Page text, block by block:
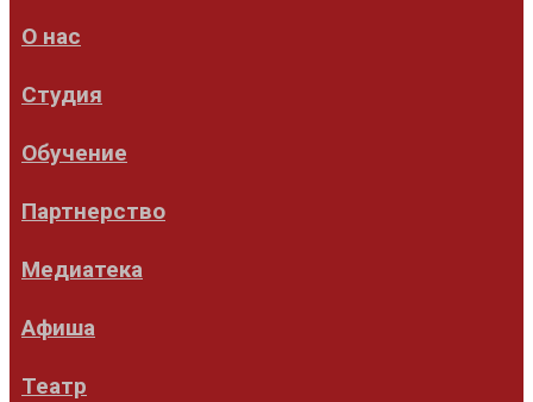
О нас
Студия
Обучение
Партнерство
Медиатека
Афиша
Театр